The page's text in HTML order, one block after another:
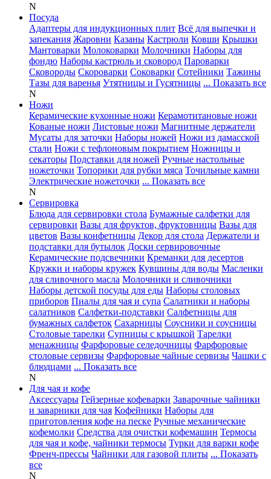
N
Посуда
Адаптеры для индукционных плит Всё для выпечки и
запекания Жаровни Казаны Кастрюли Ковши Крышки
Мантоварки Молоковарки Молочники Наборы для
фондю Наборы кастрюль и сковород Пароварки
Сковороды Скороварки Соковарки Сотейники Тажины
Тазы для варенья Утятницы и Гусятницы ... Показать все
N
Ножи
Керамические кухонные ножи Керамотитановые ножи
Кованые ножи Листовые ножи Магнитные держатели
Мусаты для заточки Наборы ножей Ножи из дамасской
стали Ножи с тефлоновым покрытием Ножницы и
секаторы Подставки для ножей Ручные настольные
ножеточки Топорики для рубки мяса Точильные камни
Электрические ножеточки ... Показать все
N
Сервировка
Блюда для сервировки стола Бумажные салфетки для
сервировки Вазы для фруктов, фруктовницы Вазы для
цветов Вазы конфетницы Декор для стола Держатели и
подставки для бутылок Доски сервировочные
Керамические подсвечники Креманки для десертов
Кружки и наборы кружек Кувшины для воды Масленки
для сливочного масла Молочники и сливочники
Наборы детской посуды для еды Наборы столовых
приборов Пиалы для чая и супа Салатники и наборы
салатников Салфетки-подставки Салфетницы для
бумажных салфеток Сахарницы Соусники и соусницы
Столовые тарелки Супницы с крышкой Тарелки
менажницы Фарфоровые селедочницы Фарфоровые
столовые сервизы Фарфоровые чайные сервизы Чашки с
блюдцами ... Показать все
N
Для чая и кофе
Аксессуары Гейзерные кофеварки Заварочные чайники
и заварники для чая Кофейники Наборы для
приготовления кофе на песке Ручные механические
кофемолки Средства для очистки кофемашин Термосы
для чая и кофе, чайники термосы Турки для варки кофе
Френч-прессы Чайники для газовой плиты ... Показать
все
N